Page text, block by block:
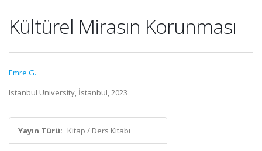
Kültürel Mirasın Korunması
Emre G.
Istanbul University, İstanbul, 2023
Yayın Türü: Kitap / Ders Kitabı